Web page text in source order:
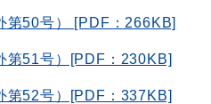
第50号） [PDF：266KB]
第51号）[PDF：230KB]
第52号）[PDF：337KB]